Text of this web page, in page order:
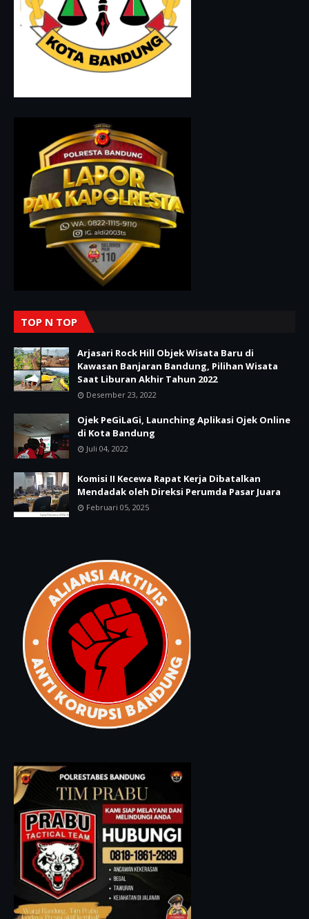
TOP N TOP
Arjasari Rock Hill Objek Wisata Baru di
Kawasan Banjaran Bandung, Pilihan Wisata
Saat Liburan Akhir Tahun 2022
Desember 23, 2022
Ojek PeGiLaGi, Launching Aplikasi Ojek Online
di Kota Bandung
Juli 04, 2022
Komisi II Kecewa Rapat Kerja Dibatalkan
Mendadak oleh Direksi Perumda Pasar Juara
Februari 05, 2025